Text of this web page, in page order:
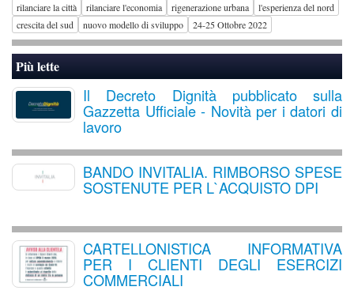
rilanciare la città
rilanciare l'economia rigenerazione urbana
l'esperienza del nord
crescita del sud
nuovo modello di sviluppo 24-25 Ottobre 2022
Più lette
Il Decreto Dignità pubblicato sulla
Gazzetta Ufficiale - Novità per i datori di
lavoro
BANDO INVITALIA. RIMBORSO SPESE
SOSTENUTE PER L`ACQUISTO DPI
CARTELLONISTICA INFORMATIVA
PER I CLIENTI DEGLI ESERCIZI
COMMERCIALI